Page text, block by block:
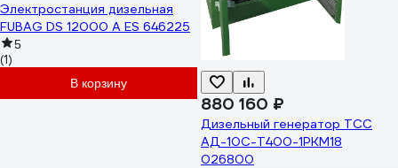
Электростанция дизельная
FUBAG DS 12000 A ES 646225
5
(1)
В корзину
880 160 ₽
Дизельный генератор ТСС
АД-10С-Т400-1РКМ18
026800